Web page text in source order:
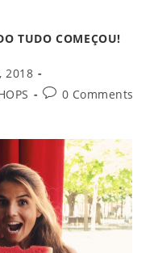
TUDO COMEÇOU!
2018
0 Comments